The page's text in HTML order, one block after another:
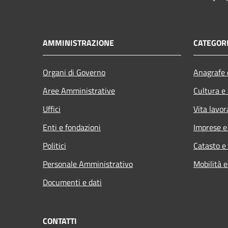
AMMINISTRAZIONE
Organi di Governo
Aree Amministrative
Uffici
Enti e fondazioni
Politici
Personale Amministrativo
Documenti e dati
Cultura
Vita
Imprese
Catasto
Mobilità
CONTATTI